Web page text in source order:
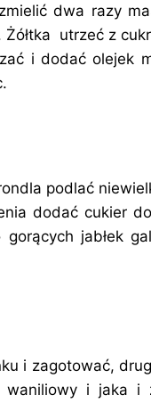
dwa razy
utrzeć z
i dodać olejek
podlać
dodać cukier
jabłek
i zagotować,
i jaka i